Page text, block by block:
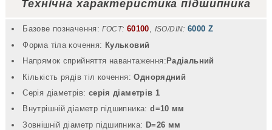
Технічна характеристика підшипника
Базове позначення: ГОСТ: 60100, ISO/DIN: 6000 Z
Форма тіла кочення: Кульковий
Напрямок сприйняття навантаження: Радіальний
Кількість рядів тіл кочення:Однорядний
Серія діаметрів: серія діаметрів 1
Внутрішній діаметр підшипника:d=10 мм
Зовнішній діаметр підшипника: D=26 мм